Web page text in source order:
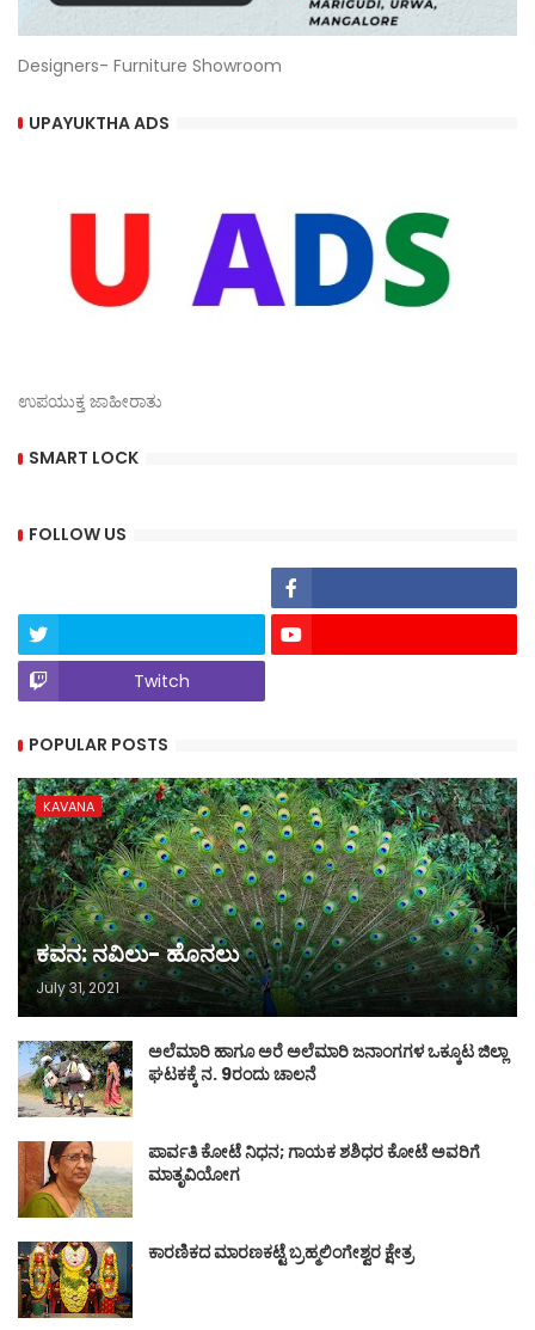
Designers- Furniture Showroom
UPAYUKTHA ADS
ಉಪಯುಕ್ತ ಜಾಹೀರಾತು
SMART LOCK
FOLLOW US
Twitch
POPULAR POSTS
KAVANA
ಕವನ: ನವಿಲು- ಹೊನಲು
July 31, 2021
ಅಲೆಮಾರಿ ಹಾಗೂ ಅರೆ ಅಲೆಮಾರಿ ಜನಾಂಗಗಳ ಒಕ್ಕೂಟ ಜಿಲ್ಲಾ
ಘಟಕಕ್ಕೆ ನ. 9ರಂದು ಚಾಲನೆ
ಪಾರ್ವತಿ ಕೋಟೆ ನಿಧನ; ಗಾಯಕ ಶಶಿಧರ ಕೋಟೆ ಅವರಿಗೆ
ಮಾತೃವಿಯೋಗ
ಕಾರಣಿಕದ ಮಾರಣಕಟ್ಟೆ ಬ್ರಹ್ಮಲಿಂಗೇಶ್ವರ ಕ್ಷೇತ್ರ